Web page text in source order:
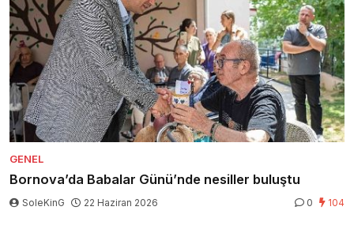
GENEL
Bornova’da Babalar Günü’nde nesiller buluştu
SoleKinG 22 Haziran 2026 0 104